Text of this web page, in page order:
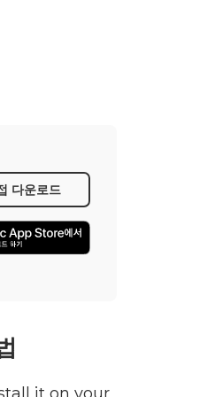
다운로드